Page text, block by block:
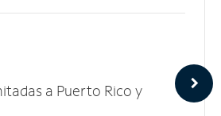
a Puerto Rico y